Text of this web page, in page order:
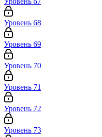
Уровень 68
Уровень 69
Уровень 70
Уровень 71
Уровень 72
Уровень 73